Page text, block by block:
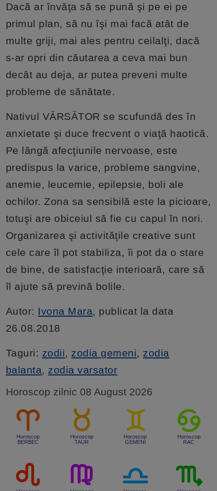
Dacă ar învăţa să se pună şi pe ei pe
primul plan, să nu îşi mai facă atât de
multe griji, mai ales pentru ceilalţi, dacă
s-ar opri din căutarea a ceva mai bun
decât au deja, ar putea preveni multe
probleme de sănătate.
Nativul VĂRSĂTOR se scufundă des în
anxietate şi duce frecvent o viaţă haotică.
Pe lângă afecţiunile nervoase, este
predispus la varice, probleme sangvine,
anemie, leucemie, epilepsie, boli ale
ochilor. Zona sa sensibilă este la picioare,
totuşi are obiceiul să fie cu capul în nori.
Organizarea şi activităţile creative sunt
cele care îl pot stabiliza, îi pot da o stare
de bine, de satisfacţie interioară, care să
îl ajute să prevină bolile.
Autor: Ivona Mara, publicat la data
26.08.2018
Taguri: zodii, zodia gemeni, zodia
balanta, zodia varsator
Horoscop zilnic 08 August 2026
Horoscop
BERBEC
Horoscop
TAUR
Horoscop
GEMENI
Horoscop
RAC